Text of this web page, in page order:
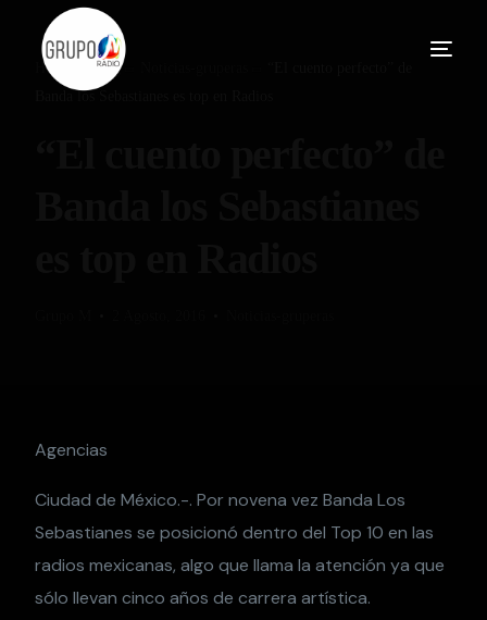
Home Blog
Banda los Sebastianes es top en Radios
Agencias
Ciudad de México.-. Por novena vez Banda Los
Sebastianes se posicionó dentro del Top 10 en las
radios mexicanas, algo que llama la atención ya que
sólo llevan cinco años de carrera artística.